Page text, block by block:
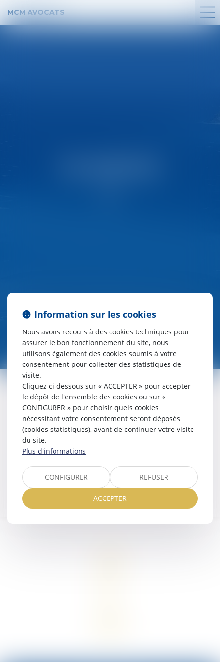
MCM AVOCATS
ACTUALITÉS DU CABINET
ACTUALITÉS JURIDIQUES
Information sur les cookies
Nous avons recours à des cookies techniques pour
assurer le bon fonctionnement du site, nous
utilisons également des cookies soumis à votre
consentement pour collecter des statistiques de
visite.
Cliquez ci-dessous sur « ACCEPTER » pour accepter
le dépôt de l'ensemble des cookies ou sur «
CONFIGURER » pour choisir quels cookies
nécessitant votre consentement seront déposés
(cookies statistiques), avant de continuer votre visite
du site.
Plus d'informations
CONFIGURER REFUSER
ACCEPTER